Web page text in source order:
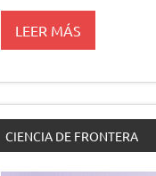
LEER MÁS
CIENCIA DE FRONTERA